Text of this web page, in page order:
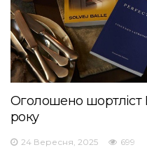
Оголошено шортліст
року
24 Вересня, 2025 699